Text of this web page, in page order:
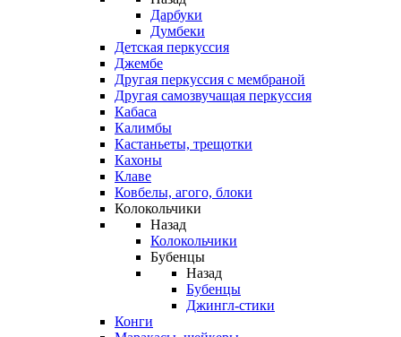
Дарбуки
Думбеки
Детская перкуссия
Джембе
Другая перкуссия с мембраной
Другая самозвучащая перкуссия
Кабаса
Калимбы
Кастаньеты, трещотки
Кахоны
Клаве
Ковбелы, агого, блоки
Колокольчики
Назад
Колокольчики
Бубенцы
Назад
Бубенцы
Джингл-стики
Конги